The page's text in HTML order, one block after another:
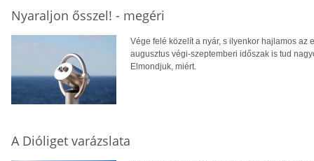
Nyaraljon ősszel! - megéri
Vége felé közelít a nyár, s ilyenkor hajlamos
augusztus végi-szeptemberi időszak is tud
Elmondjuk, miért.
A Dióliget varázslata